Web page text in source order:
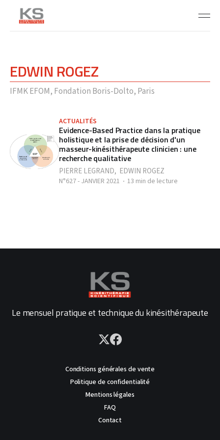
EDWIN ROGEZ
IFMK EFOM, Fondation Boris-Dolto, Paris
ACTUALITÉS
Evidence-Based Practice dans la pratique
holistique et la prise de décision d'un
masseur-kinésithérapeute clinicien : une
recherche qualitative
PIERRE LEGRAND, EDWIN ROGEZ
N°627 - JANVIER 2021 13 min de lecture
Le mensuel pratique et technique du kinésithérapeute
Conditions générales de vente
Politique de confidentialité
Mentions légales
FAQ
Contact